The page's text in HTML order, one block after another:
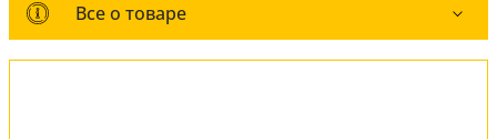
Все о товаре
Все о товаре